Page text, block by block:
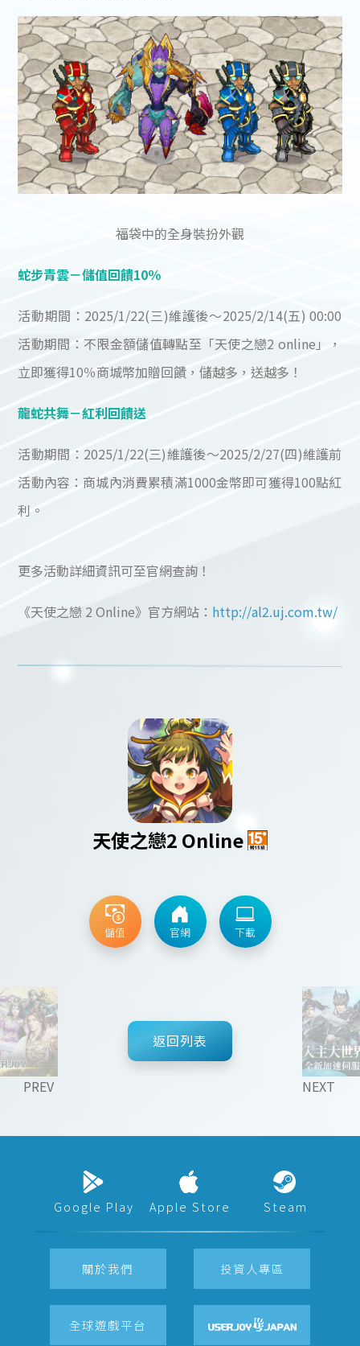
福袋中的全身裝扮外觀
蛇步青雲－儲值回饋10％
活動期間：2025/1/22(三)維護後～2025/2/14(五) 00:00
活動期間：不限金額儲值轉點至「天使之戀2 online」，
立即獲得10％商城幣加贈回饋，儲越多，送越多！
龍蛇共舞－紅利回饋送
活動期間：2025/1/22(三)維護後～2025/2/27(四)維護前
活動內容：商城內消費累積滿1000金幣即可獲得100點紅
利。
更多活動詳細資訊可至官網查詢！
《天使之戀 2 Online》官方網站： http://al2.uj.com.tw/
天使之戀2 Online
儲值 官網 下載
PREV
返回列表
NEXT
Google Play Apple Store Steam
關於我們 投資人專區
全球遊戲平台